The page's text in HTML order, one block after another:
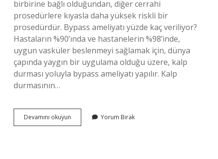
birbirine bağlı olduğundan, diğer cerrahi
prosedürlere kıyasla daha yüksek riskli bir
prosedürdür. Bypass ameliyatı yüzde kaç veriliyor?
Hastaların %90’ında ve hastanelerin %98’inde,
uygun vasküler beslenmeyi sağlamak için, dünya
çapında yaygın bir uygulama olduğu üzere, kalp
durması yoluyla bypass ameliyatı yapılır. Kalp
durmasının…
Devamını okuyun
Ameliyatı
Yorum Bırak